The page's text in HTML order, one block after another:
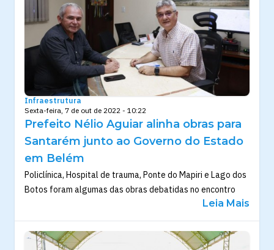
Infraestrutura
Sexta-feira, 7 de out de 2022 - 10:22
Prefeito Nélio Aguiar alinha obras para
Santarém junto ao Governo do Estado
em Belém
Policlínica, Hospital de trauma, Ponte do Mapiri e Lago dos
Botos foram algumas das obras debatidas no encontro
Leia Mais